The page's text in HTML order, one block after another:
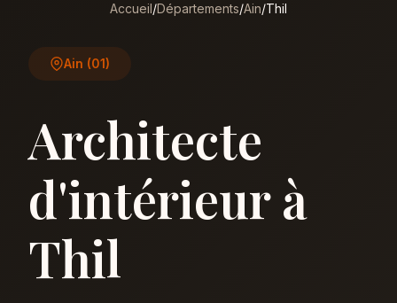
Accueil/Départements/Ain/Thil
Ain (01)
Architecte
d'intérieur à
Thil